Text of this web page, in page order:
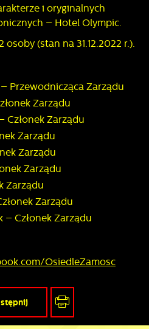
i oryginalnych
– Hotel Olympic.
osoby (stan na 31.12.2022 r.).
Przewodnicząca Zarządu
Zarządu
Członek Zarządu
Zarządu
Zarządu
Zarządu
Zarządu
Zarządu
– Członek Zarządu
OsiedleZamosc